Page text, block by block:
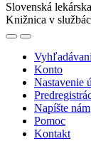
Slovenská
Knižnica v
Konto
Nastavenie
Napíšte nám
Pomoc
Kontakt